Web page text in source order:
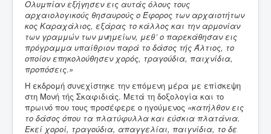
Ολυμπίαν εξήγησεν εις αυτάς όλους τους
αρχαιολογικούς θησαυρούς ο Έφορος των αρχαιοτήτων
κος Καραχάλιος, εξάρας το κάλλος και την αρμονίαν
των γραμμών των μνημείων, μεθ’ ο παρεκάθησαν εις
πρόγραμμα υπαίθριον παρά το δάσος τής Άλτιος, το
οποίον επηκολούθησεν χορός, τραγούδια, παιχνίδια,
προπόσεις.»
Η εκδρομή συνεχίστηκε την επόμενη μέρα με επίσκεψη
στη Μονή τής Σκαφιδιάς. Μετά τη δοξολογία και το
πρωινό που τους προσέφερε ο ηγούμενος «κατήλθον εις
το δάσος όπου τα πλατύφυλλα και εύσκια πλατάνια.
Εκεί χοροί, τραγούδια, απαγγελίαι, παιγνίδια, το δε